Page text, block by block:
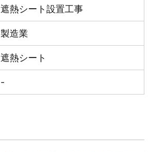
遮熱シート設置工事
製造業
遮熱シート
-